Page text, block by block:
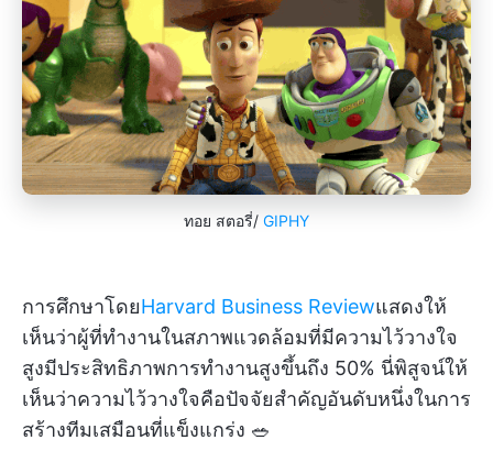
ทอย สตอรี่/ GIPHY
การศึกษาโดยHarvard Business Reviewแสดงให้
เห็นว่าผู้ที่ทำงานในสภาพแวดล้อมที่มีความไว้วางใจ
สูงมีประสิทธิภาพการทำงานสูงขึ้นถึง 50% นี่พิสูจน์ให้
เห็นว่าความไว้วางใจคือปัจจัยสำคัญอันดับหนึ่งในการ
สร้างทีมเสมือนที่แข็งแกร่ง 🥗